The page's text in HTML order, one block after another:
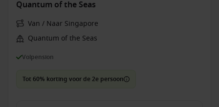
Quantum of the Seas
Van / Naar Singapore
Quantum of the Seas
Volpension
Tot 60% korting voor de 2e persoon